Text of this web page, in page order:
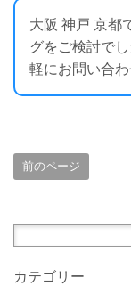
大阪 神戸 京都
グをご検討で
軽にお問い合
前のページ
カテゴリー